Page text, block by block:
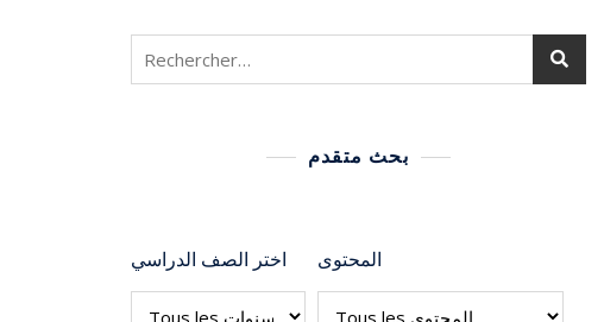
بحث متقدم
اختر الصف الدراسي المحتوى